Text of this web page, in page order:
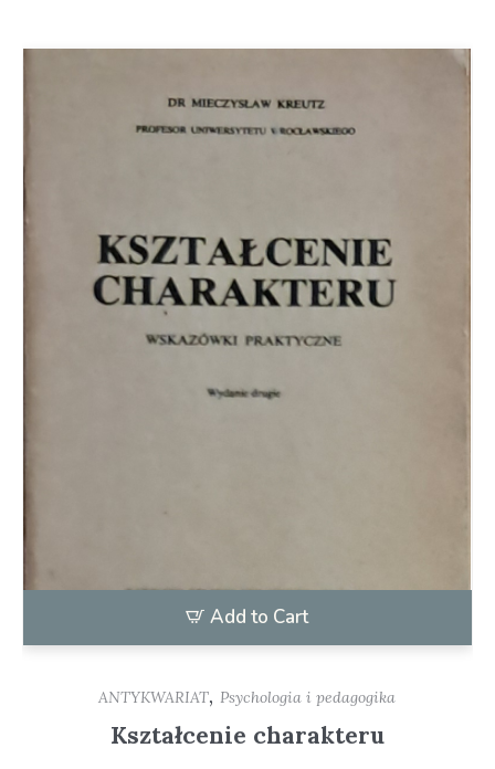
Add to Cart
ANTYKWARIAT,Psychologia i pedagogika
Kształcenie charakteru